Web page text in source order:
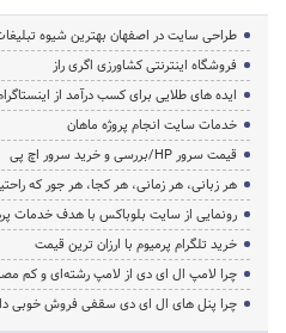
طراحی سایت در اصفهان بهترین شیوه
فروشگاه اینترنتی کشاورزی اگری راز
ایده های طلایی برای کسب درآمد از
خدمات سایت انجام پروژه ماهان
قیمت سرور HP/بررسی و خرید سرور اچ پی
هر زبانی، هر زمانی، هر کجا، هر جور که
رونمایی از سایت بلوباکس با هدف خدمات
خرید تلگرام پرمیوم با ارزان ترین قیمت
چرا لامپ ال ای دی از لامپ رشته‌ای و کم
چرا پنل های ال ای دی سقفی فروش خوبی